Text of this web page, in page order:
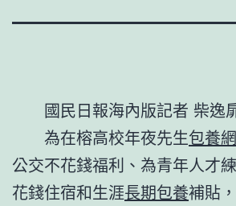
國民日報海內版記者 柴逸
為在榕高校年夜先生包養
公交不花錢福利、為青年人才
花錢住宿和生涯長期包養補貼